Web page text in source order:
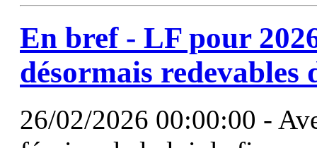
En bref - LF pour
désormais redevables
26/02/2026 00:00:00 -